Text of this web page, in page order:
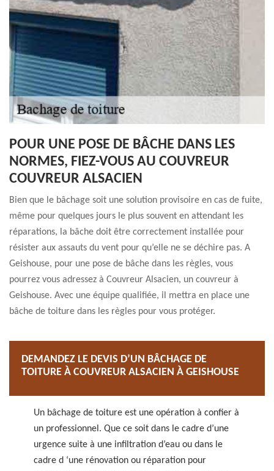
POUR UNE POSE DE BÂCHE DANS LES
NORMES, FIEZ-VOUS AU COUVREUR
COUVREUR ALSACIEN
Bien que le bâchage soit une solution provisoire en cas de fuite,
même pour quelques jours le plus souvent en attendant les
réparations, la bâche doit être correctement installée pour
résister aux assauts du vent pour qu’elle ne se déchire pas. A
Geishouse, pour une pose de bâche dans les règles, vous
pourrez vous adressez à Couvreur Alsacien, un couvreur à
Geishouse. Avec une équipe qualifiée, il mettra en place une
bâche de toiture dans les règles pour vous protéger.
DEMANDEZ LE DEVIS D’UN BÂCHAGE DE
TOITURE À COUVREUR ALSACIEN À GEISHOUSE
Un bâchage de toiture est une opération à confier à
un professionnel. Que ce soit dans le cadre d’une
urgence suite à une infiltration d’eau ou dans le
cadre d ‘une rénovation ou réparation pour